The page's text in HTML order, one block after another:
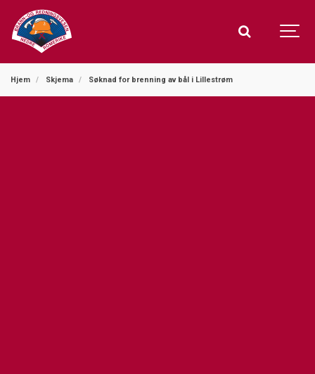
Hjem Skjema Søknad for brenning av bål i Lillestrøm